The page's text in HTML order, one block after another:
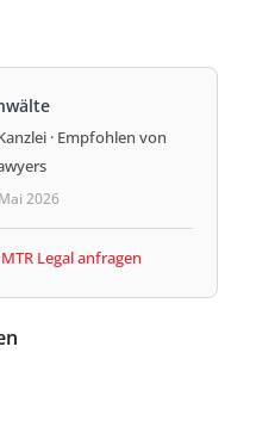
· Empfohlen von
2026
Legal anfragen